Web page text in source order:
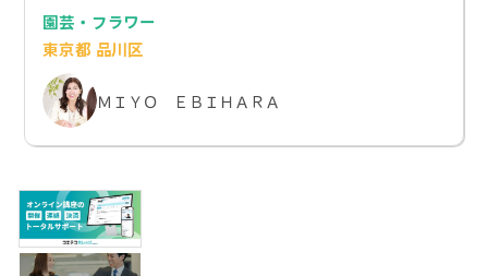
園芸・フラワー
東京都 品川区
ＭＩＹＯ ＥＢＩＨＡＲＡ